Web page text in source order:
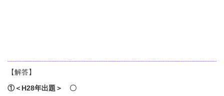
【解答】
①＜H28年出題＞ 〇